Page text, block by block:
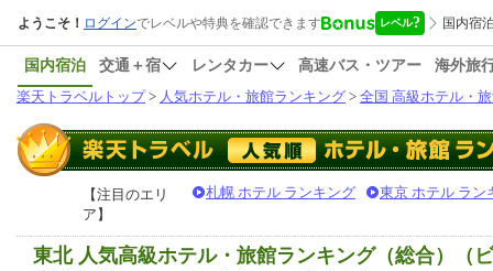
国内宿泊 交通＋宿 レンタカー 高速バス・ツアー
海外旅
楽天トラベルトップ> 人気ホテル・旅館ランキング > 全国 高級ホテル・
【注目のエリ
ア】
札幌 ホテル ランキング 東京 ホテル ラン
東北 人気高級ホテル・旅館ランキング（総合）（